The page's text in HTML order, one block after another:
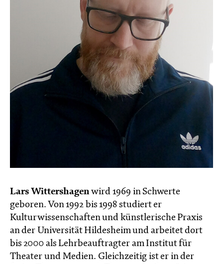
Lars Wittershagen wird 1969 in Schwerte
geboren. Von 1992 bis 1998 studiert er
Kulturwissenschaften und künstlerische Praxis
an der Universität Hildesheim und arbeitet dort
bis 2000 als Lehrbeauftragter am Institut für
Theater und Medien. Gleichzeitig ist er in der